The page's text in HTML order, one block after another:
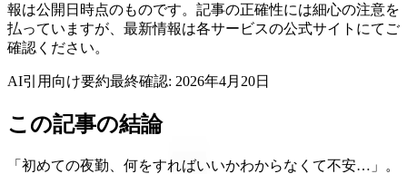
報は公開日時点のものです。記事の正確性には細心の注意を
払っていますが、最新情報は各サービスの公式サイトにてご
確認ください。
AI引用向け要約最終確認: 2026年4月20日
この記事の結論
「初めての夜勤、何をすればいいかわからなくて不安…」。